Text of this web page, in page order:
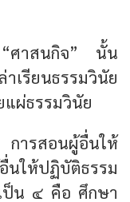
“ศาสนกิจ” นั้น
เรียนธรรมวินัย
แผ่ธรรมวินัย
ารสอนผู้อื่นให้
นให้ปฏิบัติธรรม
ป็น ๔ คือ ศึกษา